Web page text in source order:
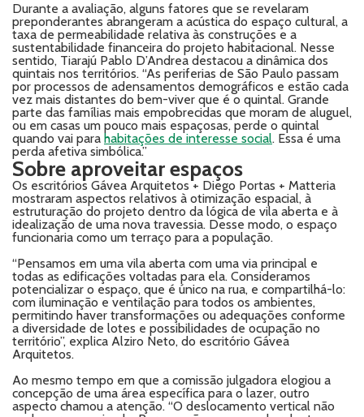
Durante a avaliação, alguns fatores que se revelaram
preponderantes abrangeram a acústica do espaço cultural, a
taxa de permeabilidade relativa às construções e a
sustentabilidade financeira do projeto habitacional. Nesse
sentido, Tiarajú Pablo D’Andrea destacou a dinâmica dos
quintais nos territórios. “As periferias de São Paulo passam
por processos de adensamentos demográficos e estão cada
vez mais distantes do bem-viver que é o quintal. Grande
parte das famílias mais empobrecidas que moram de aluguel,
ou em casas um pouco mais espaçosas, perde o quintal
quando vai para habitações de interesse social. Essa é uma
perda afetiva simbólica.”
Sobre aproveitar espaços
Os escritórios Gávea Arquitetos + Diego Portas + Matteria
mostraram aspectos relativos à otimização espacial, à
estruturação do projeto dentro da lógica de vila aberta e à
idealização de uma nova travessia. Desse modo, o espaço
funcionaria como um terraço para a população.
“Pensamos em uma vila aberta com uma via principal e
todas as edificações voltadas para ela. Consideramos
potencializar o espaço, que é único na rua, e compartilhá-lo:
com iluminação e ventilação para todos os ambientes,
permitindo haver transformações ou adequações conforme
a diversidade de lotes e possibilidades de ocupação no
território”, explica Alziro Neto, do escritório Gávea
Arquitetos.
Ao mesmo tempo em que a comissão julgadora elogiou a
concepção de uma área específica para o lazer, outro
aspecto chamou a atenção. “O deslocamento vertical não